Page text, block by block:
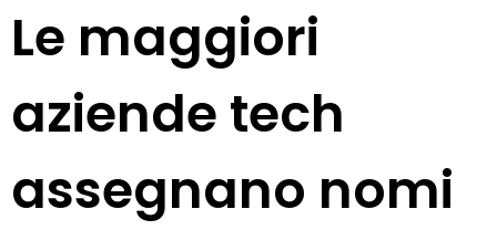
Le maggiori
aziende tech
assegnano nomi